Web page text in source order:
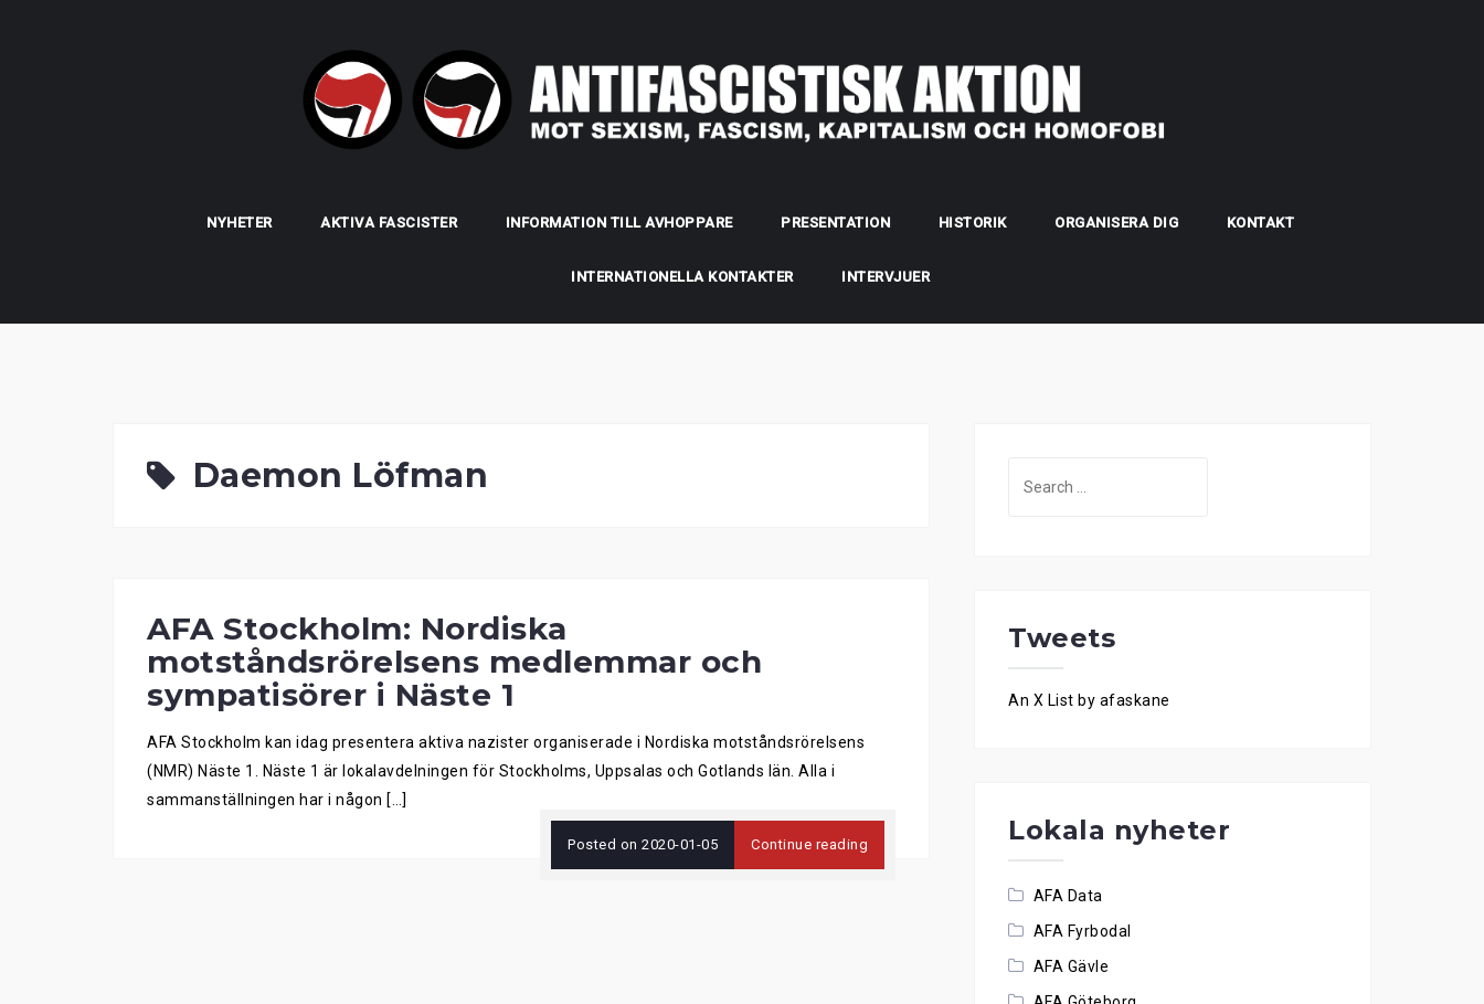
NYHETER AKTIVA FASCISTER INFORMATION TILL AVHOPPARE PRESENTATION HISTORIK ORGANISERA DIG KONTAKT
INTERNATIONELLA KONTAKTER INTERVJUER
Daemon Löfman
AFA Stockholm: Nordiska
motståndsrörelsens medlemmar och
sympatisörer i Näste 1
AFA Stockholm kan idag presentera aktiva nazister organiserade i Nordiska motståndsrörelsens
(NMR) Näste 1. Näste 1 är lokalavdelningen för Stockholms, Uppsalas och Gotlands län. Alla i
sammanställningen har i någon […]
Posted on 2020-01-05 Continue reading
Tweets
An X List by afaskane
Lokala nyheter
AFA Data
AFA Fyrbodal
AFA Gävle